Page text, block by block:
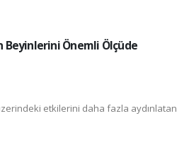
Önemli Ölçüde
etkilerini daha fazla aydınlatan